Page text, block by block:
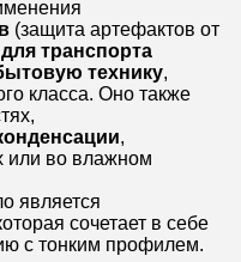
​ (защита артефактов от
транспорта
технику​,
класса. Оно также
,
или во влажном
является
сочетает в себе
с тонким профилем.